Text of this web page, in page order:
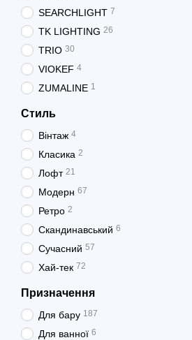
SEARCHLIGHT 7
TK LIGHTING 26
TRIO 30
VIOKEF 4
ZUMALINE 1
Стиль
Вінтаж 4
Класика 2
Лофт 21
Модерн 67
Ретро 2
Скандинавський 6
Сучасний 57
Хай-тек 72
Призначення
Для бару 187
Для ванної 6